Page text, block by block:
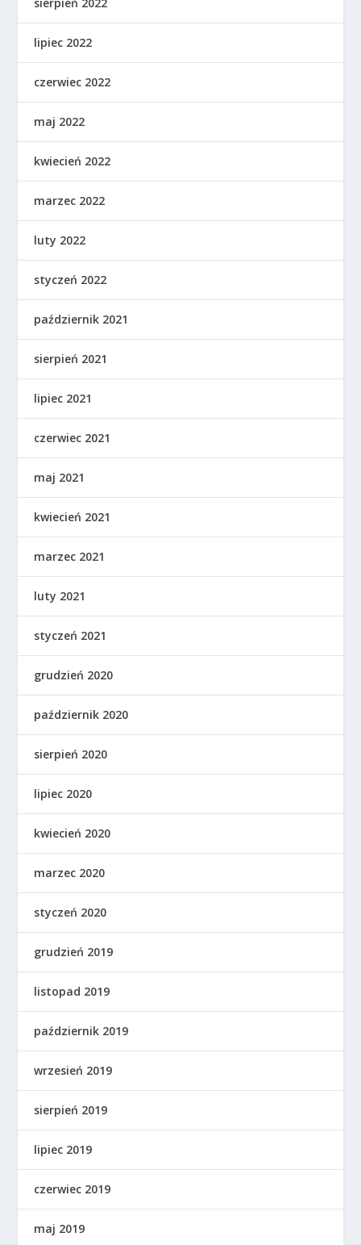
sierpień 2022
lipiec 2022
czerwiec 2022
maj 2022
kwiecień 2022
marzec 2022
luty 2022
styczeń 2022
październik 2021
sierpień 2021
lipiec 2021
czerwiec 2021
maj 2021
kwiecień 2021
marzec 2021
luty 2021
styczeń 2021
grudzień 2020
październik 2020
sierpień 2020
lipiec 2020
kwiecień 2020
marzec 2020
styczeń 2020
grudzień 2019
listopad 2019
październik 2019
wrzesień 2019
sierpień 2019
lipiec 2019
czerwiec 2019
maj 2019